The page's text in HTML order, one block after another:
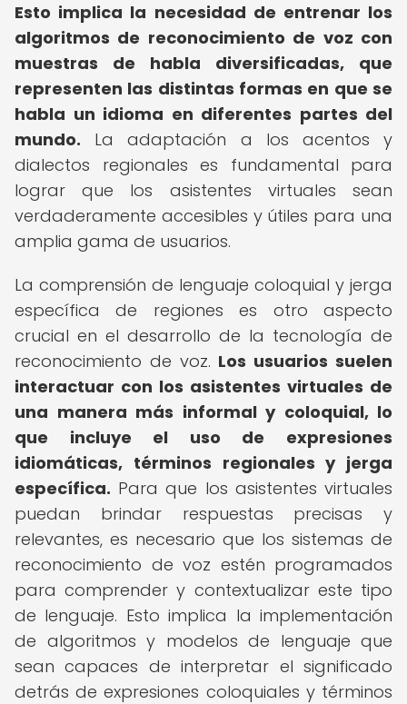
Esto implica la necesidad de entrenar los
algoritmos de reconocimiento de voz con
muestras de habla diversificadas, que
representen las distintas formas en que se
habla un idioma en diferentes partes del
mundo. La adaptación a los acentos y
dialectos regionales es fundamental para
lograr que los asistentes virtuales sean
verdaderamente accesibles y útiles para una
amplia gama de usuarios.
La comprensión de lenguaje coloquial y jerga
específica de regiones es otro aspecto
crucial en el desarrollo de la tecnología de
reconocimiento de voz. Los usuarios suelen
interactuar con los asistentes virtuales de
una manera más informal y coloquial, lo
que incluye el uso de expresiones
idiomáticas, términos regionales y jerga
específica. Para que los asistentes virtuales
puedan brindar respuestas precisas y
relevantes, es necesario que los sistemas de
reconocimiento de voz estén programados
para comprender y contextualizar este tipo
de lenguaje. Esto implica la implementación
de algoritmos y modelos de lenguaje que
sean capaces de interpretar el significado
detrás de expresiones coloquiales y términos